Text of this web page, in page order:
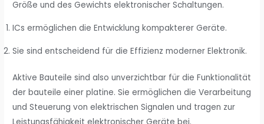
Größe und des Gewichts elektronischer Schaltungen.
ICs ermöglichen die Entwicklung kompakterer Geräte.
Sie sind entscheidend für die Effizienz moderner Elektronik.
Aktive Bauteile sind also unverzichtbar für die Funktionalität
der bauteile einer platine. Sie ermöglichen die Verarbeitung
und Steuerung von elektrischen Signalen und tragen zur